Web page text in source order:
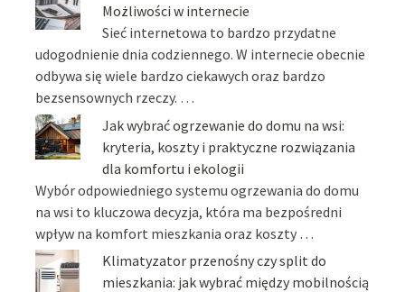
Możliwości w internecie
Sieć internetowa to bardzo przydatne
udogodnienie dnia codziennego. W internecie obecnie
odbywa się wiele bardzo ciekawych oraz bardzo
bezsensownych rzeczy. …
Jak wybrać ogrzewanie do domu na wsi:
kryteria, koszty i praktyczne rozwiązania
dla komfortu i ekologii
Wybór odpowiedniego systemu ogrzewania do domu
na wsi to kluczowa decyzja, która ma bezpośredni
wpływ na komfort mieszkania oraz koszty …
Klimatyzator przenośny czy split do
mieszkania: jak wybrać między mobilnością